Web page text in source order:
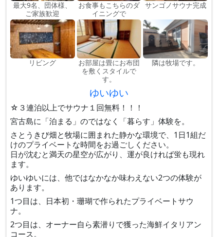
最大9名、団体様、
ご家族歓迎
お食事もこちらのダ
イニングで
サンゴノサウナ完成
リビング
お部屋は畳にお布団
を敷くスタイルで
す。
隣は牧場です。
ゆいゆい
☆３連泊以上でサウナ１回無料！！！
宮古島に「泊まる」のではなく「暮らす」体験を。
さとうきび畑と牧場に囲まれた静かな環境で、1日1組だ
けのプライベートな時間をお過ごしください。
日が沈むと満天の星空が広がり、運が良ければ蛍も現れ
ます。
ゆいゆいには、他ではなかなか味わえない2つの体験が
あります。
1つ目は、日本初・珊瑚で作られたプライベートサウ
ナ。
2つ目は、オーナー自ら素潜りで獲った海鮮イタリアン
コース。